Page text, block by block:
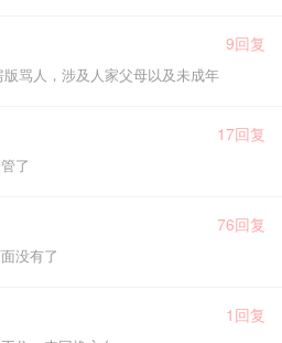
9回复
版骂人，涉及人家父母以及未成年
17回复
了
76回复
没有了
1回复